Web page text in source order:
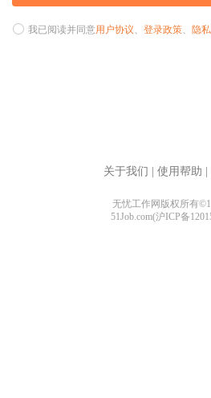
我已阅读并同意用户协议、 登录政策、 隐
关于我们 使用帮助
无忧工作网版权所有
51Job.com(沪ICP备